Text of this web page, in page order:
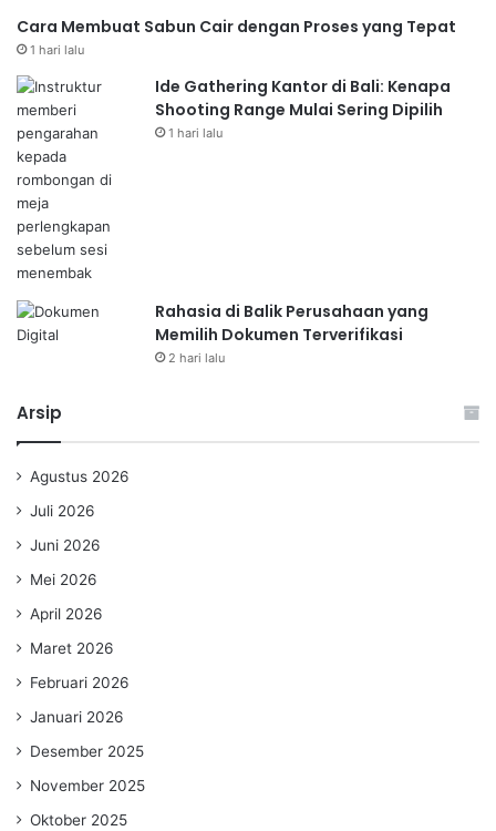
Cara Membuat Sabun Cair dengan Proses yang Tepat
1 hari lalu
Ide Gathering Kantor di Bali: Kenapa
Shooting Range Mulai Sering Dipilih
1 hari lalu
Rahasia di Balik Perusahaan yang
Memilih Dokumen Terverifikasi
2 hari lalu
Arsip
Agustus 2026
Juli 2026
Juni 2026
Mei 2026
April 2026
Maret 2026
Februari 2026
Januari 2026
Desember 2025
November 2025
Oktober 2025